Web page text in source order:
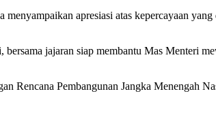
apresiasi atas kepercayaan
jajaran siap membantu Mas Menteri
Rencana Pembangunan Jangka Menengah